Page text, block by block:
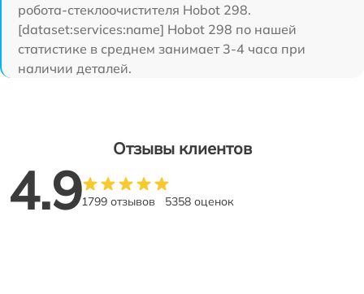
робота-стеклоочистителя Hobot 298.
[dataset:services:name] Hobot 298 по нашей
статистике в среднем занимает 3-4 часа при
наличии деталей.
Отзывы клиентов
4.91799 отзывов 5358 оценок